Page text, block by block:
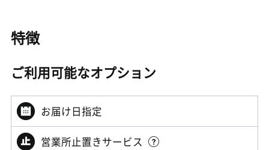
特徴
ご利用可能なオプション
お届け日指定
営業所止置きサービス